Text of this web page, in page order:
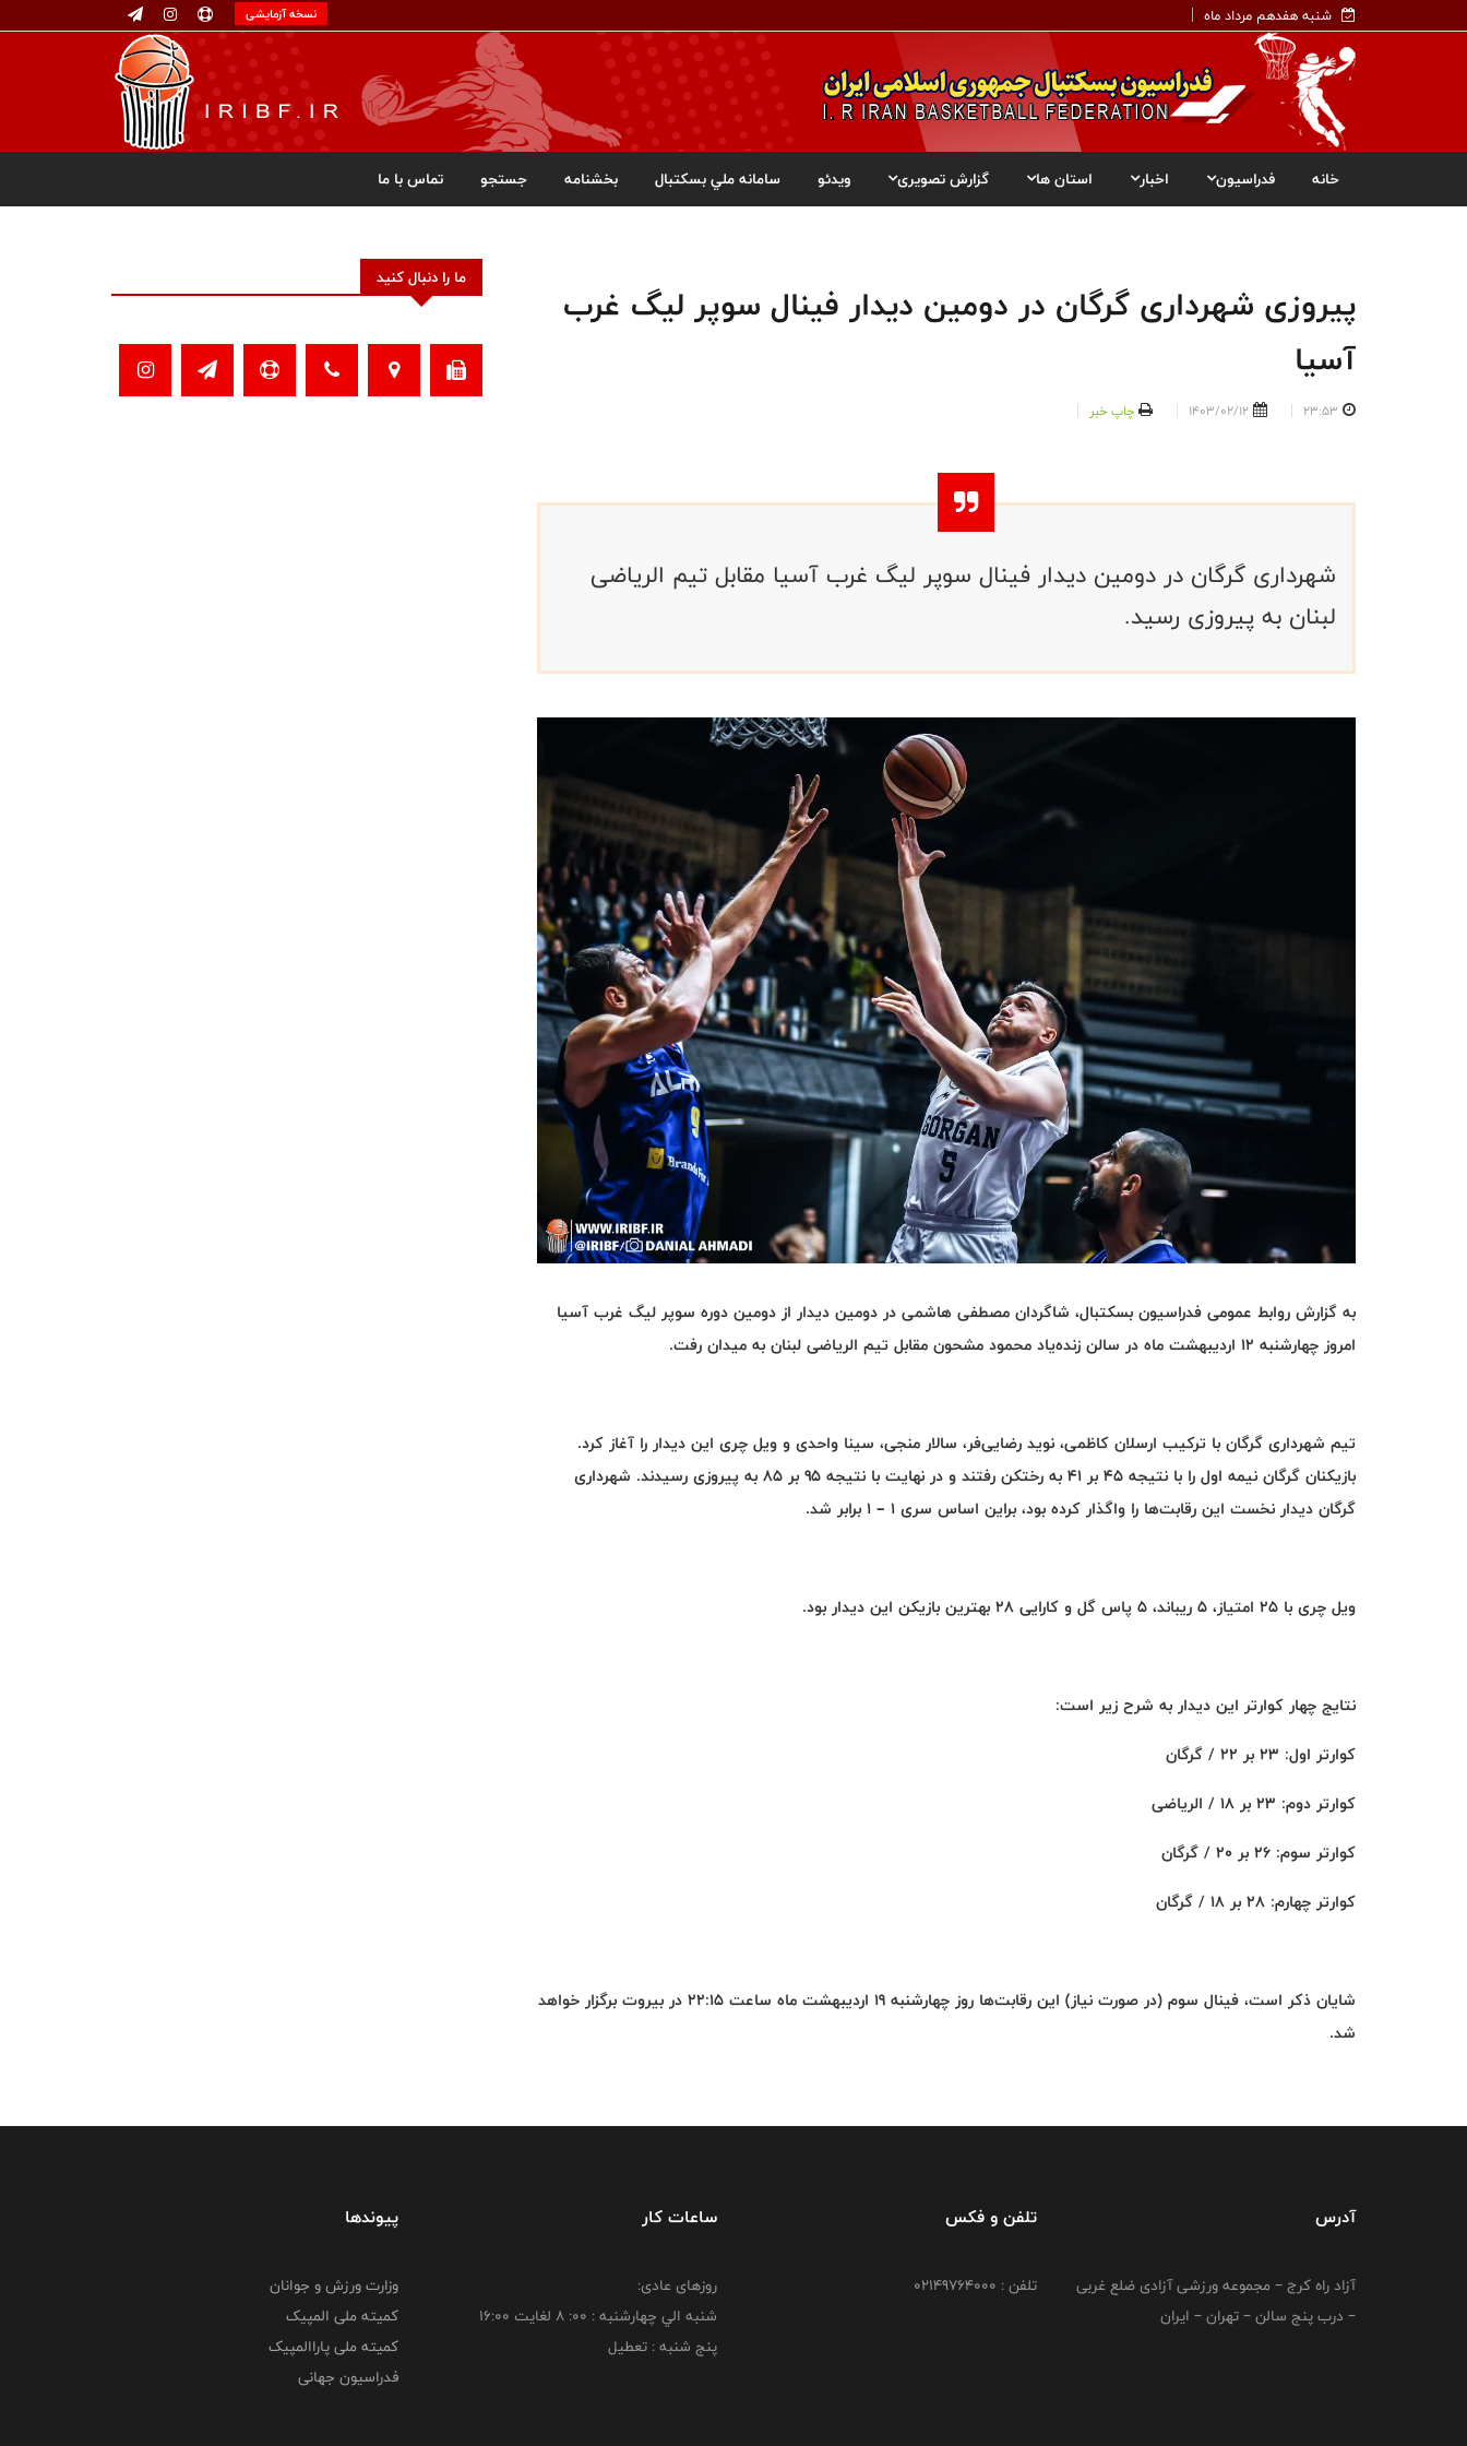
شنبه هفدهم مرداد ماه نسخه آزمایشی
خانه فدراسیون اخبار استان ها گزارش تصویری ویدئو سامانه ملي بسکتبال بخشنامه جستجو تماس با ما
پیروزی شهرداری گرگان در دومین دیدار فینال سوپر لیگ غرب
آسیا
23:53
1403/02/12 چاپ خبر
شهرداری گرگان در دومین دیدار فینال سوپر لیگ غرب آسیا مقابل تیم الریاضی
لبنان به پیروزی رسید.
به گزارش روابط عمومی فدراسیون بسکتبال، شاگردان مصطفی هاشمی در دومین دیدار از دومین دوره سوپر لیگ غرب آسیا
امروز چهارشنبه 12 اردیبهشت ماه در سالن زنده‌یاد محمود مشحون مقابل تیم الریاضی لبنان به میدان رفت
.
تیم شهرداری گرگان با ترکیب ارسلان کاظمی، نوید رضایی‌فر، سالار منجی، سینا واحدی و ویل چری این دیدار را آغاز کرد.
بازیکنان گرگان نیمه اول را با نتیجه ۴۵ بر 41 به رختکن رفتند و در نهایت با نتیجه ۹۵ بر 85 به پیروزی رسیدند. شهرداری
گرگان دیدار نخست این رقابت‌ها را واگذار کرده بود، براین اساس سری 1 – 1 برابر شد.
ویل چری با 25 امتیاز، 5 ریباند، 5 پاس گل و کارایی 28 بهترین بازیکن این دیدار بود.
نتایج چهار کوارتر این دیدار به شرح زیر است:
کوارتر اول: ۲۳ بر ۲۲ / گرگان
کوارتر دوم: ۲۳ بر ۱۸ / الریاضی
کوارتر سوم: ۲۶ بر ۲۰ / گرگان
کوارتر چهارم: 28 بر 18 / گرگان
شایان ذکر است، فینال سوم (در صورت نیاز) این رقابت‌ها روز چهارشنبه 19 اردیبهشت ماه ساعت 22:15 در بیروت برگزار خواهد
شد.
ما را دنبال کنید
آدرس
آزاد راه کرج – مجموعه ورزشی آزادی ضلع غربی
– درب پنج سالن – تهران – ایران
تلفن و فکس
تلفن : 02149764000
ساعات کار
روزهای عادی:
شنبه الي چهارشنبه : 00: 8 لغايت 16:00
پنج شنبه : تعطیل
پیوندها
وزارت ورزش و جوانان
کمیته ملی المپیک
کمیته ملی پاراالمپیک
فدراسیون جهانی